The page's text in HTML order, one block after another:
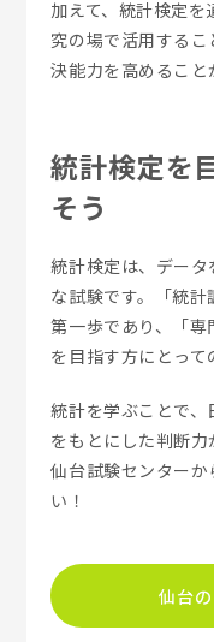
加えて、統計検定
究の場で活用する
決能力を高めること
統計検定を
そう
統計検定は、デー
な試験です。「統
第一歩であり、「
を目指す方にとって
統計を学ぶことで
をもとにした判断
仙台試験センター
い！
仙台